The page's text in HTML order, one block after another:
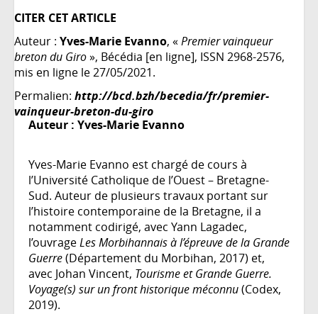
CITER CET ARTICLE
Auteur : Yves-Marie Evanno, «Premier vainqueur
breton du Giro», Bécédia [en ligne], ISSN 2968-2576,
mis en ligne le 27/05/2021.
Permalien: http://bcd.bzh/becedia/fr/premier-
vainqueur-breton-du-giro
Auteur : Yves-Marie Evanno
Yves-Marie Evanno est chargé de cours à
l’Université Catholique de l’Ouest – Bretagne-
Sud. Auteur de plusieurs travaux portant sur
l’histoire contemporaine de la Bretagne, il a
notamment codirigé, avec Yann Lagadec,
l’ouvrageLes Morbihannais à l’épreuve de la Grande
Guerre(Département du Morbihan, 2017) et,
avec Johan Vincent, Tourisme et Grande Guerre.
Voyage(s) sur un front historique méconnu(Codex,
2019).